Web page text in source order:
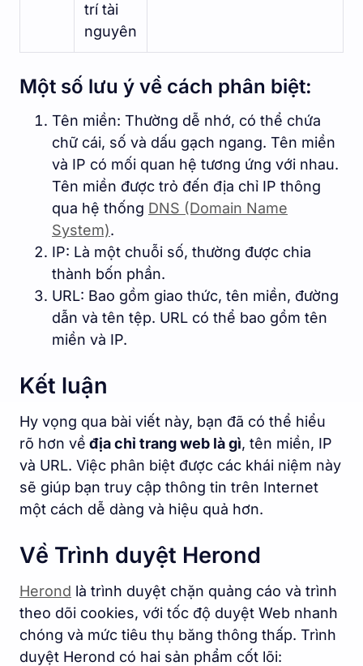
trí tài
nguyên
Một số lưu ý về cách phân biệt:
Tên miền: Thường dễ nhớ, có thể chứa
chữ cái, số và dấu gạch ngang. Tên miền
và IP có mối quan hệ tương ứng với nhau.
Tên miền được trỏ đến địa chỉ IP thông
qua hệ thống DNS (Domain Name
System).
IP: Là một chuỗi số, thường được chia
thành bốn phần.
URL: Bao gồm giao thức, tên miền, đường
dẫn và tên tệp. URL có thể bao gồm tên
miền và IP.
Kết luận
Hy vọng qua bài viết này, bạn đã có thể hiểu
rõ hơn về địa chỉ trang web là gì, tên miền, IP
và URL. Việc phân biệt được các khái niệm này
sẽ giúp bạn truy cập thông tin trên Internet
một cách dễ dàng và hiệu quả hơn.
Về Trình duyệt Herond
Herond là trình duyệt chặn quảng cáo và trình
theo dõi cookies, với tốc độ duyệt Web nhanh
chóng và mức tiêu thụ băng thông thấp. Trình
duyệt Herond có hai sản phẩm cốt lõi: